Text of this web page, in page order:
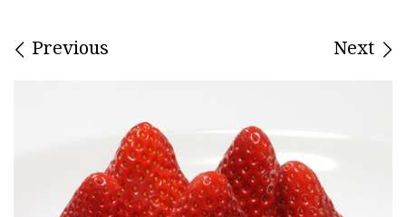
Images navigation
Previous Next